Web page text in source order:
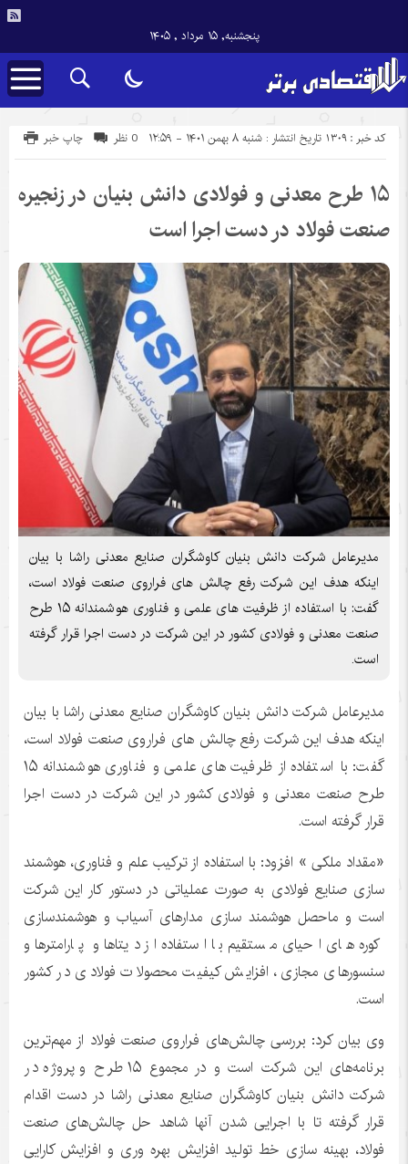
پنجشنبه, ۱۵ مرداد , ۱۴۰۵
تاریخ انتشار : شنبه ۸ بهمن ۱۴۰۱ - ۱۲:۵۹ کد خبر : 1309 چاپ خبر 0 نظر
۱۵ طرح معدنی و فولادی دانش بنیان در زنجیره
صنعت فولاد در دست اجرا است
مدیرعامل شرکت دانش بنیان کاوشگران صنایع معدنی راشا با بیان
اینکه هدف این شرکت رفع چالش های فراروی صنعت فولاد است،
گفت: با استفاده از ظرفیت های علمی و فناوری هوشمندانه ۱۵ طرح
صنعت معدنی و فولادی کشور در این شرکت در دست اجرا قرار گرفته
است.
مدیرعامل شرکت دانش بنیان کاوشگران صنایع معدنی راشا با بیان
اینکه هدف این شرکت رفع چالش های فراروی صنعت فولاد است،
گفت: با استفاده از ظرفیت های علمی و فناوری هوشمندانه ۱۵
طرح صنعت معدنی و فولادی کشور در این شرکت در دست اجرا
قرار گرفته است.
«مقداد ملکی » افزود: با استفاده از ترکیب علم و فناوری، هوشمند
سازی صنایع فولادی به صورت عملیاتی در دستور کار این شرکت
است و ماحصل هوشمند سازی مدارهای آسیاب و هوشمندسازی
کوره های احیای مستقیم با استفاده از دیتاها و پارامترها و
سنسورهای مجازی، افزایش کیفیت محصولات فولادی در کشور
است.
وی بیان کرد: بررسی چالش‌های فراروی صنعت فولاد از مهم‌ترین
برنامه‌های این شرکت است و در مجموع ۱۵ طرح و پروژه در
شرکت دانش بنیان کاوشگران صنایع معدنی راشا در دست اقدام
قرار گرفته تا با اجرایی شدن آنها شاهد حل چالش‌های صنعت
فولاد، بهینه سازی خط تولید افزایش بهره وری و افزایش کارایی